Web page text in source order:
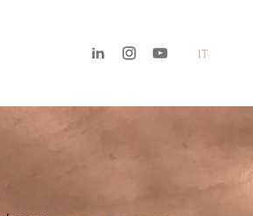
IT